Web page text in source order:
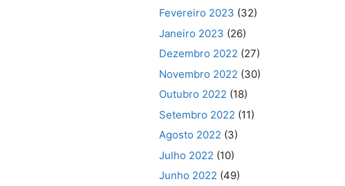
Fevereiro 2023 (32)
Janeiro 2023 (26)
Dezembro 2022 (27)
Novembro 2022 (30)
Outubro 2022 (18)
Setembro 2022 (11)
Agosto 2022 (3)
Julho 2022 (10)
Junho 2022 (49)